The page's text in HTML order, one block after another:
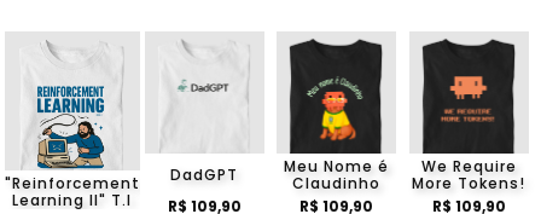
"Reinforcement
Learning II" T.I
DadGPT
R$ 109,90
Meu Nome é
Claudinho
R$ 109,90
We Require
More Tokens!
R$ 109,90